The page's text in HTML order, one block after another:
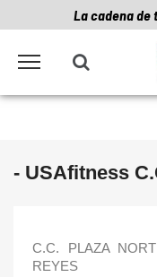
La cadena de
- USAfitness
C.C. PLAZA
REYES